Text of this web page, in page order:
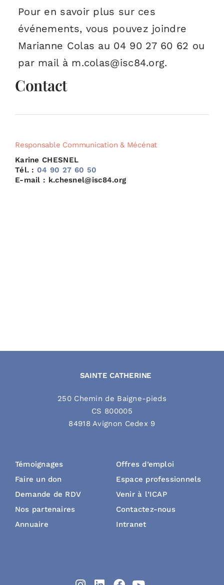
Pour en savoir plus sur ces
événements, vous pouvez joindre
Marianne Colas au 04 90 27 60 62 ou
par mail à m.colas@isc84.org.
Contact
Responsable Communication & Mécénat
Karine CHESNEL
Tél. :04 90 27 60 50
E-mail : k.chesnel@isc84.org
SAINTE CATHERINE
250 Chemin de Baigne-pieds
CS 800005
84918 Avignon Cedex 9
Témoignages
Faire un don
Demande de RDV
Nos partenaires
Annuaire
Offres d’emploi
Espace professionnels
Venir à l’ICAP
Contactez-nous
Intranet